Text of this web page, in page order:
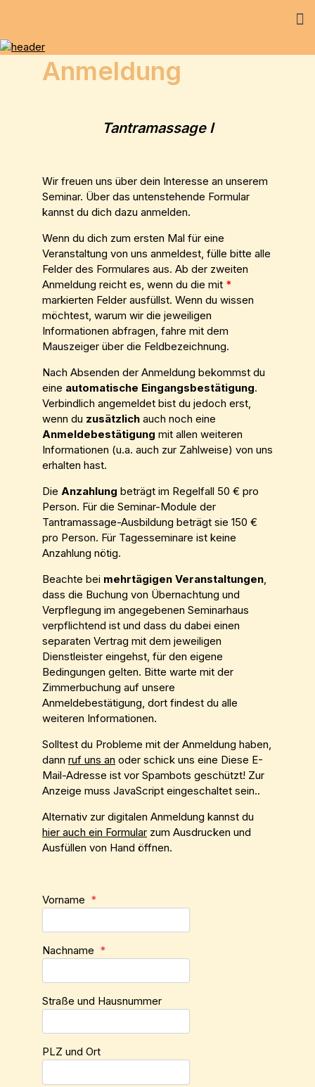
Anmeldung
Tantramassage I
Wir freuen uns über dein Interesse an unserem
Seminar. Über das untenstehende Formular
kannst du dich dazu anmelden.
Wenn du dich zum ersten Mal für eine
Veranstaltung von uns anmeldest, fülle bitte alle
Felder des Formulares aus. Ab der zweiten
Anmeldung reicht es, wenn du die mit *
markierten Felder ausfüllst. Wenn du wissen
möchtest, warum wir die jeweiligen
Informationen abfragen, fahre mit dem
Mauszeiger über die Feldbezeichnung.
Nach Absenden der Anmeldung bekommst du
eine automatische Eingangsbestätigung.
Verbindlich angemeldet bist du jedoch erst,
wenn du zusätzlich auch noch eine
Anmeldebestätigung mit allen weiteren
Informationen (u.a. auch zur Zahlweise) von uns
erhalten hast.
Die Anzahlung beträgt im Regelfall 50 € pro
Person. Für die Seminar-Module der
Tantramassage-Ausbildung beträgt sie 150 €
pro Person. Für Tagesseminare ist keine
Anzahlung nötig.
Beachte bei mehrtägigen Veranstaltungen
dass die Buchung von Übernachtung und
Verpflegung im angegebenen Seminarhaus
verpflichtend ist und dass du dabei einen
separaten Vertrag mit dem jeweiligen
Dienstleister eingehst, für den eigene
Bedingungen gelten. Bitte warte mit der
Zimmerbuchung auf unsere
Anmeldebestätigung, dort findest du alle
weiteren Informationen.
Solltest du Probleme mit der Anmeldung haben,
dann ruf uns an oder schick uns eine Diese E-
Mail-Adresse ist vor Spambots geschützt! Zur
Anzeige muss JavaScript eingeschaltet sein..
Alternativ zur digitalen Anmeldung kannst du
hier auch ein Formular zum Ausdrucken und
Ausfüllen von Hand öffnen.
Vorname *
Nachname *
Straße und Hausnummer
PLZ und Ort